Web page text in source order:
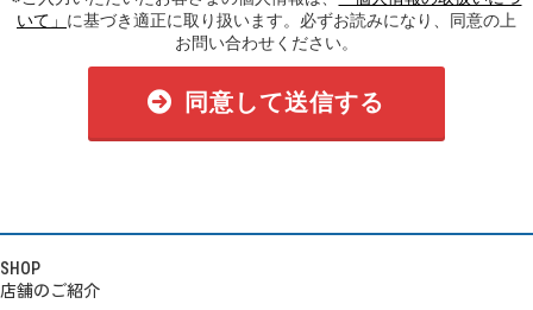
いて」 に基づき適正に取り扱います。必ずお読みになり、同意の上
お問い合わせください。
同意して送信する
SHOP
店舗のご紹介